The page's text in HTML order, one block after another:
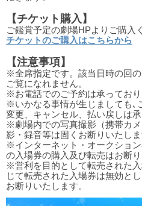
【チケット購入】
ご鑑賞予定の劇場HPよりご購入
チケットのご購入はこちらから
【注意事項】
※全席指定です。該当日時の回
ご覧になれません。
※お電話でのご予約は承っており
※いかなる事情が生じましても､
変更、キャンセル、払い戻しは承
※劇場内での写真撮影（携帯カ
影・録音等は固くお断りいたしま
※インターネット・オークショ
の入場券の購入及び転売はお断り
※営利を目的として転売された
じて転売された入場券は無効と
お断りいたします。